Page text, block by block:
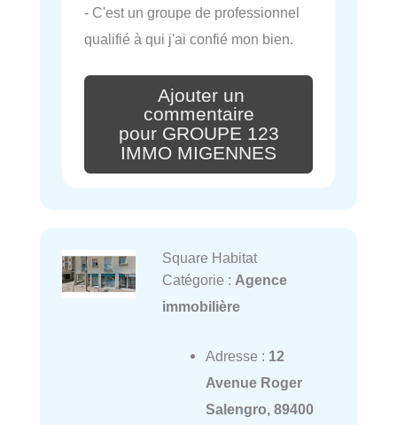
- C'est un groupe de professionnel
qualifié à qui j'ai confié mon bien.
Ajouter un
commentaire
pour GROUPE 123
IMMO MIGENNES
Square Habitat
Catégorie : Agence
immobilière
Adresse : 12
Avenue Roger
Salengro, 89400